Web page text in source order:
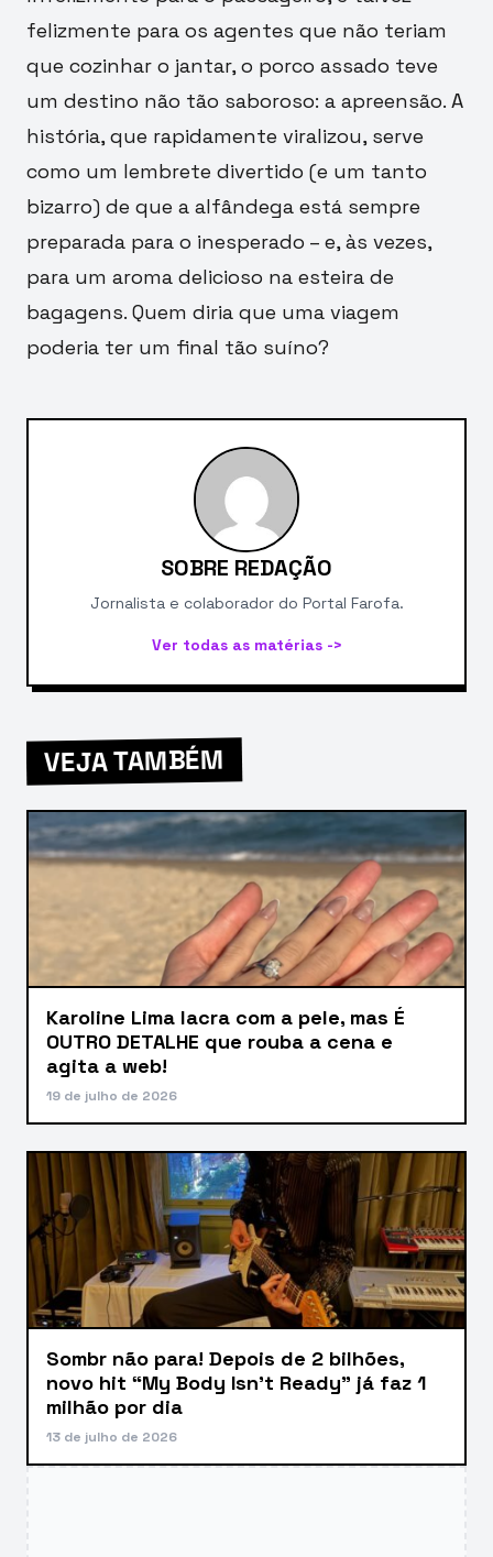
felizmente para os agentes que não teriam
que cozinhar o jantar, o porco assado teve
um destino não tão saboroso: a apreensão. A
história, que rapidamente viralizou, serve
como um lembrete divertido (e um tanto
bizarro) de que a alfândega está sempre
preparada para o inesperado – e, às vezes,
para um aroma delicioso na esteira de
bagagens. Quem diria que uma viagem
poderia ter um final tão suíno?
SOBRE REDAÇÃO
Jornalista e colaborador do Portal Farofa.
Ver todas as matérias ->
VEJA TAMBÉM
Karoline Lima lacra com a pele, mas É
OUTRO DETALHE que rouba a cena e
agita a web!
19 de julho de 2026
Sombr não para! Depois de 2 bilhões,
novo hit “My Body Isn’t Ready” já faz 1
milhão por dia
13 de julho de 2026